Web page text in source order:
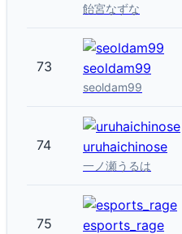
飴宮なずな
73 seoldam99
seoldam99
74 uruhaichinose
一ノ瀬うるは
75 esports_rage